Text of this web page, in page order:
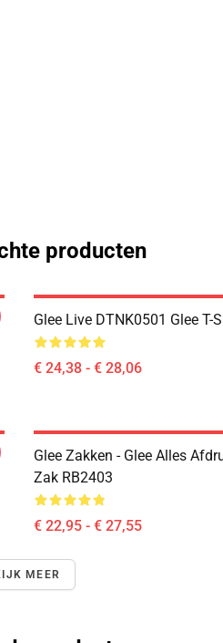
producten
Glee Live DTNK0501 Glee T-
€ 24,38 - € 28,06
Glee Zakken - Glee Alles
Zak RB2403
€ 22,95 - € 27,55
MEER